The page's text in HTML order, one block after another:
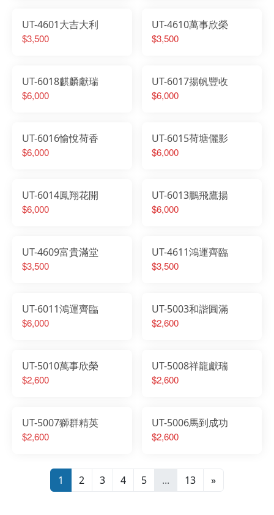
UT-4601大吉大利
$3,500
UT-4610萬事欣榮
$3,500
UT-6018麒麟獻瑞
$6,000
UT-6017揚帆豐收
$6,000
UT-6016愉悅荷香
$6,000
UT-6015荷塘儷影
$6,000
UT-6014鳳翔花開
$6,000
UT-6013鵬飛鷹揚
$6,000
UT-4609富貴滿堂
$3,500
UT-4611鴻運齊臨
$3,500
UT-6011鴻運齊臨
$6,000
UT-5003和諧圓滿
$2,600
UT-5010萬事欣榮
$2,600
UT-5008祥龍獻瑞
$2,600
UT-5007獅群精英
$2,600
UT-5006馬到成功
$2,600
1 2 3 4 5 ... 13 »